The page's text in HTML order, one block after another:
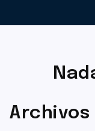
Archivos